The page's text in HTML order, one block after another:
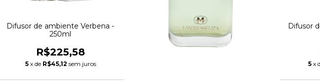
Difusor de ambiente Verbena -
250ml
R$225,58
5 x de R$45,12 sem juros
Difusor
5 x